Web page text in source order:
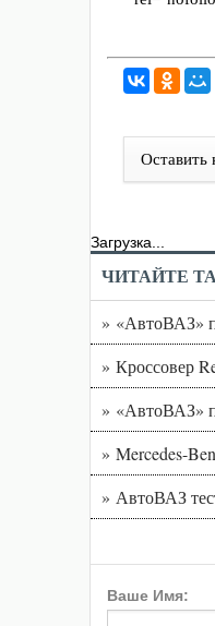
Оставить
Загрузка...
ЧИТАЙТЕ
» «АвтоВАЗ»
» Кроссовер
» «АвтоВАЗ»
» Mercedes-
» АвтоВАЗ
Ваше Имя: